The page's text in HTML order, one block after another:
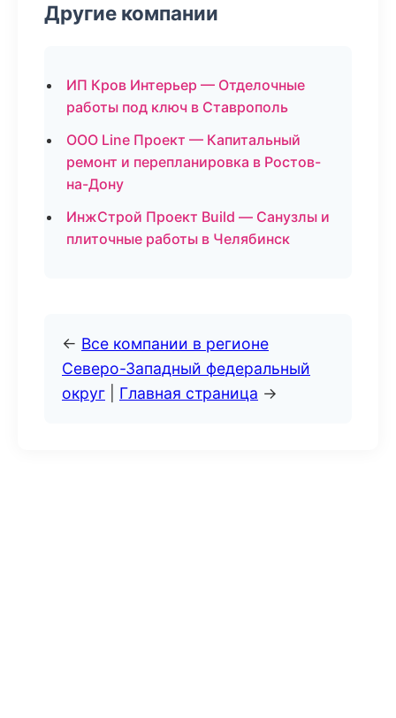
Другие компании
ИП Кров Интерьер — Отделочные
работы под ключ в Ставрополь
ООО Line Проект — Капитальный
ремонт и перепланировка в Ростов-
на-Дону
ИнжСтрой Проект Build — Санузлы и
плиточные работы в Челябинск
← Все компании в регионе
Северо-Западный федеральный
округ
Главная страница →